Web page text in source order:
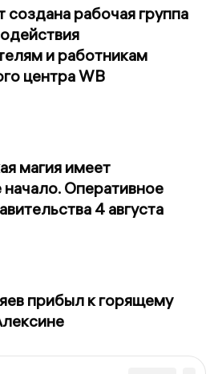
рабочая группа
и работникам
центра WB
магия имеет
Оперативное
4 августа
прибыл к горящему